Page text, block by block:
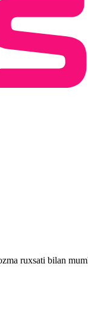
ruxsati bilan